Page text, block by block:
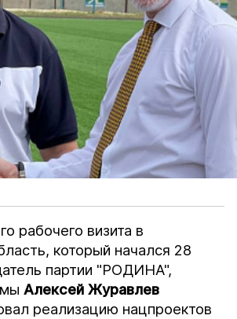
рабочего визита в
который начался 28
партии "РОДИНА",
Алексей Журавлев
реализацию нацпроектов